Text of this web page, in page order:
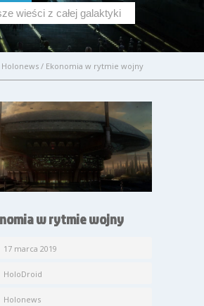
wieści z całej galaktyki
Holonews / Ekonomia w rytmie wojny
w rytmie wojny
17 marca 2019
HoloDroid
Holonews